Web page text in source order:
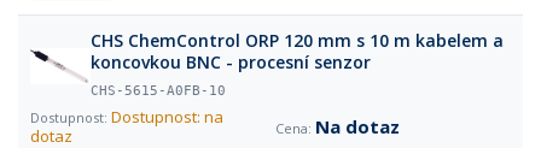
CHS ChemControl ORP 120 mm s 10 m kabelem a
koncovkou BNC - procesní senzor
CHS-5615-A0FB-10
Dostupnost: na
dotaz
Na dotaz